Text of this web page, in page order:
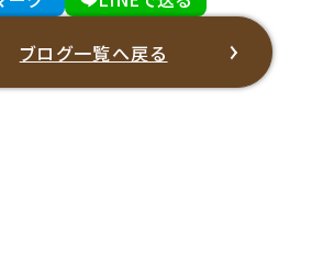
ブログ一覧へ戻る